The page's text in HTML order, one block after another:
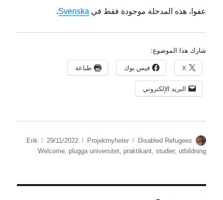
عفوا، هذه المدخلة موجودة فقط في Svenska
.
شارك هذا الموضوع:
X فيس بوك طباعة
البريد الإلكتروني
الكاتب Erik
نُشرت
في
29/11/2022
التصنيفات Projektnyheter
الوسوم Disabled Refugees
Welcome, plugga universitet, praktikant, studier, utbildning